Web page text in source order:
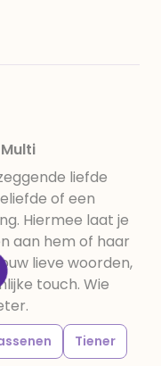
liefde
of een
Hiermee laat je
aan hem of haar
lieve woorden,
touch. Wie
Tiener